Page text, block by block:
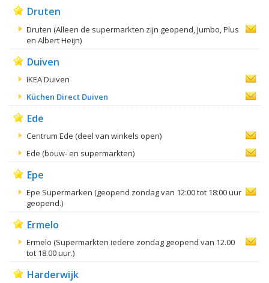
Druten
Druten (Alleen de supermarkten zijn geopend, Jumbo, Plus
en Albert Heijn)
Duiven
IKEA Duiven
Küchen Direct Duiven
Ede
Centrum Ede (deel van winkels open)
Ede (bouw- en supermarkten)
Epe
Epe Supermarken (geopend zondag van 12:00 tot 18:00 uur
geopend.)
Ermelo
Ermelo (Supermarkten iedere zondag geopend van 12.00
tot 18.00 uur.)
Harderwijk